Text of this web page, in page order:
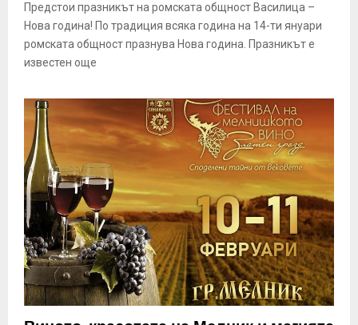
Предстои празникът на ромската общност Василица –
Нова година! По традиция всяка година на 14-ти януари
ромската общност празнува Нова година. Празникът е
известен още